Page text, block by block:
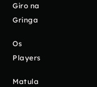
Giro na
Gringa
Os
Players
Matula